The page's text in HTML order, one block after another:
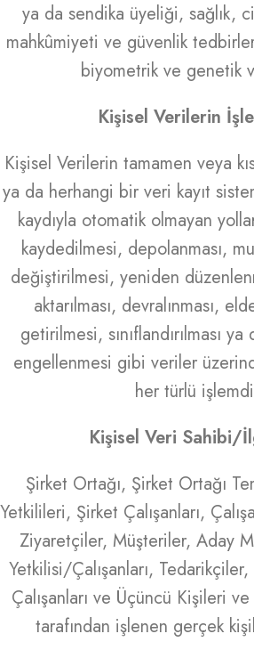
ya da sendika üyeliği, sağlık,
mahkûmiyeti ve güvenlik
biyometrik ve genetik
Kişisel Verilerin
Kişisel Verilerin tamamen veya
ya da herhangi bir veri kayıt
kaydıyla otomatik olmayan
kaydedilmesi, depolanması,
değiştirilmesi, yeniden
aktarılması, devralınması,
getirilmesi, sınıflandırılması ya
engellenmesi gibi veriler
her türlü
Kişisel Veri Sahibi/
Şirket Ortağı, Şirket Ortağı
Yetkilileri, Şirket Çalışanları,
Ziyaretçiler, Müşteriler, Aday
Yetkilisi/Çalışanları,
Çalışanları ve Üçüncü Kişileri
tarafından işlenen gerçek